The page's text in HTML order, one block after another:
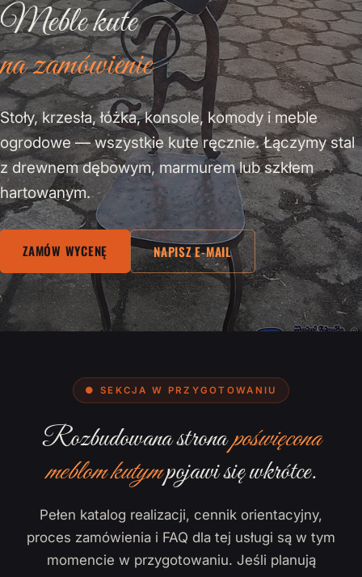
Meble kute
na zamówienie
Stoły, krzesła, łóżka, konsole, komody i meble
ogrodowe — wszystkie kute ręcznie. Łączymy stal
z drewnem dębowym, marmurem lub szkłem
hartowanym.
ZAMÓW WYCENĘ NAPISZ E-MAIL
● SEKCJA W PRZYGOTOWANIU
Rozbudowana stronapoświęcona
meblom kutympojawi się wkrótce.
Pełen katalog realizacji, cennik orientacyjny,
proces zamówienia i FAQ dla tej usługi są w tym
momencie w przygotowaniu. Jeśli planują